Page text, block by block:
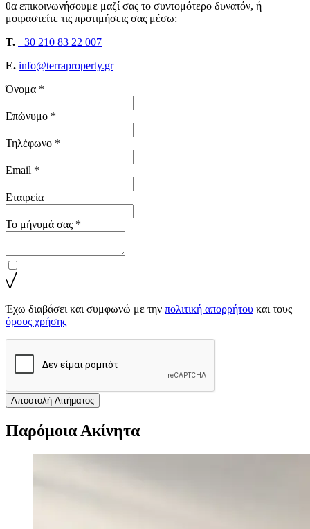
θα επικοινωνήσουμε μαζί σας το συντομότερο δυνατόν, ή
μοιραστείτε τις προτιμήσεις σας μέσω:
T. +30 210 83 22 007
E. info@terraproperty.gr
Όνομα *
Επώνυμο *
Τηλέφωνο *
Email *
Εταιρεία
Το μήνυμά σας *
Έχω διαβάσει και συμφωνώ με την πολιτική απορρήτου και τους
όρους χρήσης
Αποστολή Αιτήματος
Παρόμοια Ακίνητα